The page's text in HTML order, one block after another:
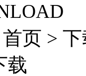
页 >
载